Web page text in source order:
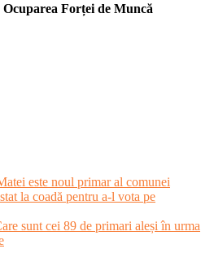
Forței de Muncă
este noul primar al comunei
la coadă pentru a-l vota pe
sunt cei 89 de primari aleși în urma